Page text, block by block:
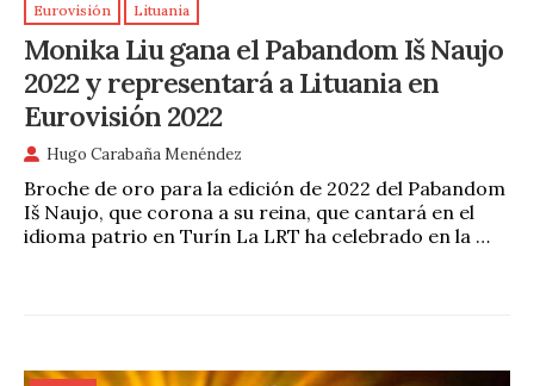
Eurovisión Lituania
Monika Liu gana el Pabandom Iš Naujo
2022 y representará a Lituania en
Eurovisión 2022
Hugo Carabaña Menéndez
Broche de oro para la edición de 2022 del Pabandom
Iš Naujo, que corona a su reina, que cantará en el
idioma patrio en Turín La LRT ha celebrado en la …